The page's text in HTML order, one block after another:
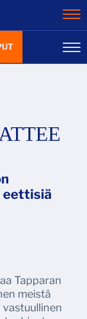
eettisiä
Tapparan
meistä